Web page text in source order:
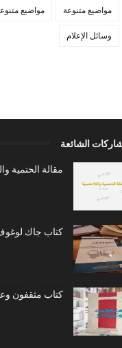
مواضيع متنوعة مواضيع
وسائل الإعلام
الشائعة
مقالة الحتمية
كتاب جاك
كتاب مثقفون